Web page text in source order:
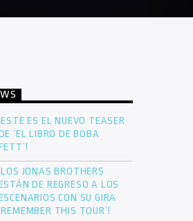
ES EL NUEVO TEASER
‘EL LIBRO DE BOBA
JONAS BROTHERS
DE REGRESO A LOS
CON SU GIRA
THIS TOUR’!